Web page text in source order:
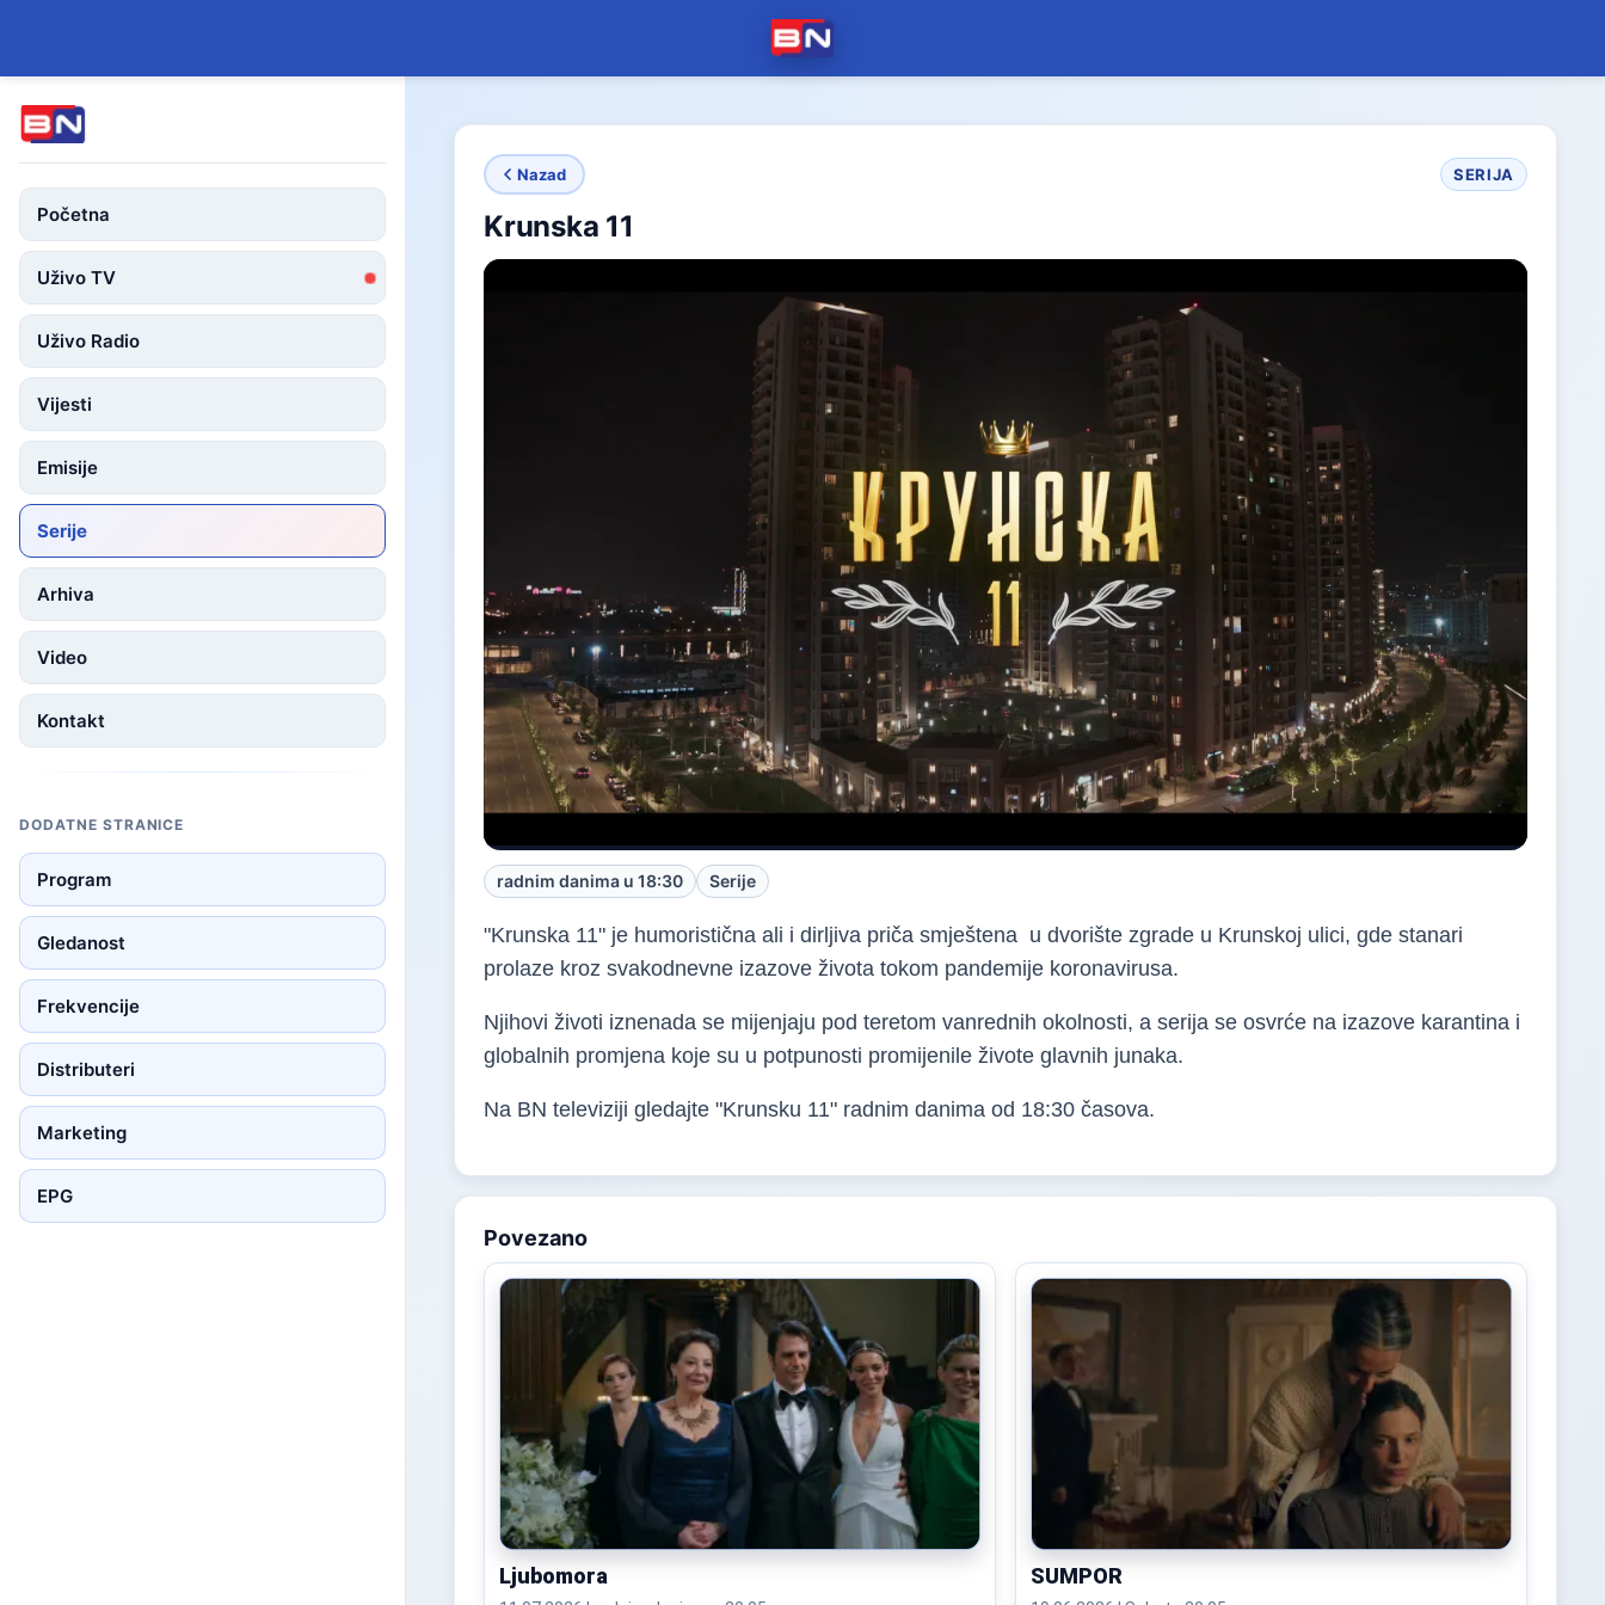
Početna
Uživo TV
Uživo Radio
Vijesti
Emisije
Serije
Arhiva
Video
Kontakt
DODATNE STRANICE
Program
Gledanost
Frekvencije
Distributeri
Marketing
EPG
Nazad SERIJA
Krunska 11
radnim danima u 18:30 Serije
"Krunska 11" je humoristična ali i dirljiva priča smještena u dvorište zgrade u Krunskoj ulici, gde stanari
prolaze kroz svakodnevne izazove života tokom pandemije koronavirusa.
Njihovi životi iznenada se mijenjaju pod teretom vanrednih okolnosti, a serija se osvrće na izazove karantina i
globalnih promjena koje su u potpunosti promijenile živote glavnih junaka.
Na BN televiziji gledajte "Krunsku 11" radnim danima od 18:30 časova.
Povezano
Ljubomora SUMPOR